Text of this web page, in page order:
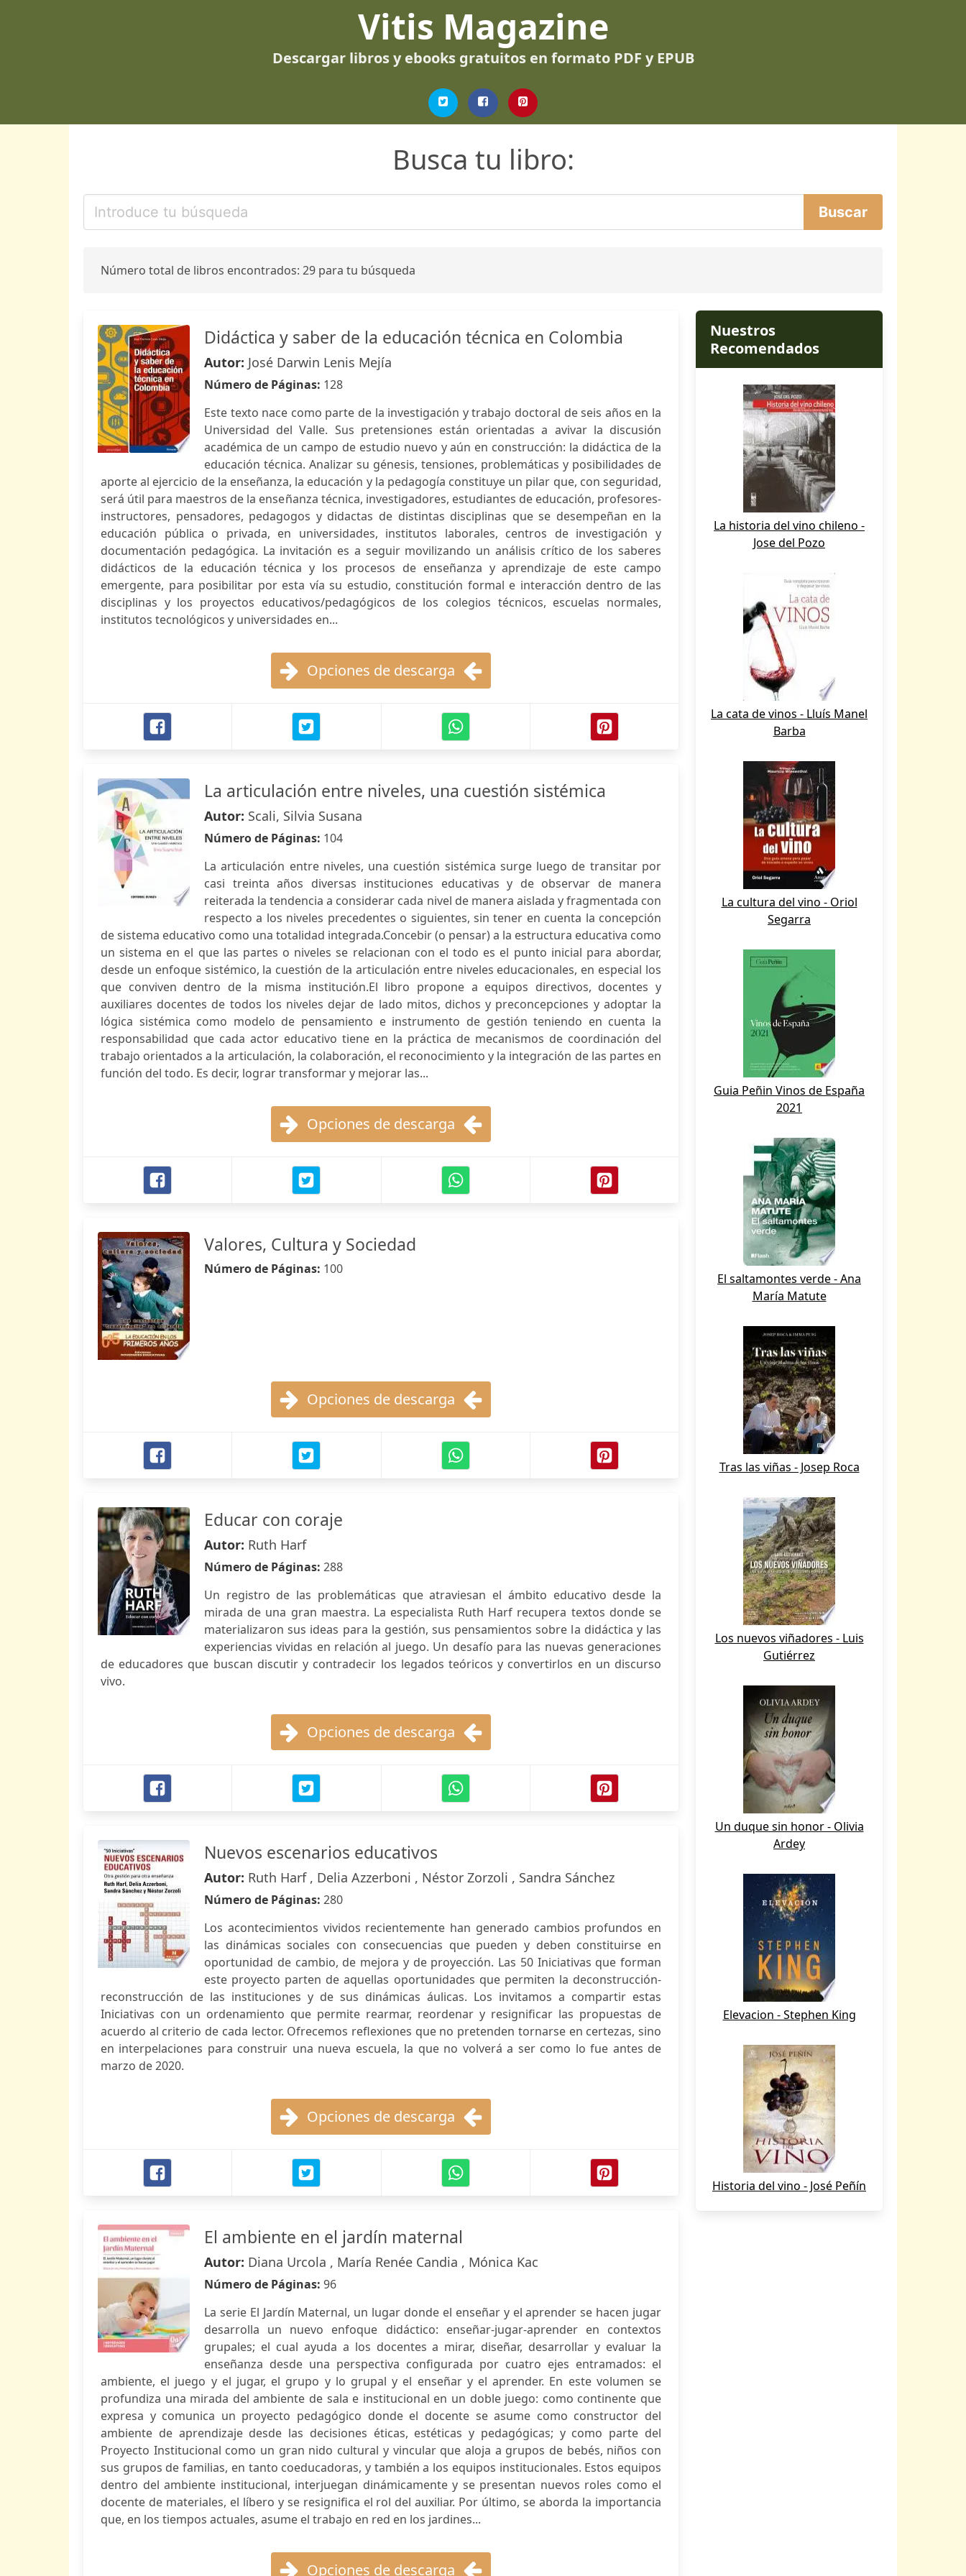
Vitis Magazine
Descargar libros y ebooks gratuitos en formato PDF y EPUB
Busca tu libro:
Número total de libros encontrados: 29 para tu búsqueda
Didáctica y saber de la educación técnica en Colombia
Autor: José Darwin Lenis Mejía
Número de Páginas: 128
Este texto nace como parte de la investigación y trabajo doctoral de seis años en la
Universidad del Valle. Sus pretensiones están orientadas a avivar la discusión
académica de un campo de estudio nuevo y aún en construcción: la didáctica de la
educación técnica. Analizar su génesis, tensiones, problemáticas y posibilidades de
aporte al ejercicio de la enseñanza, la educación y la pedagogía constituye un pilar que, con seguridad,
será útil para maestros de la enseñanza técnica, investigadores, estudiantes de educación, profesores-
instructores, pensadores, pedagogos y didactas de distintas disciplinas que se desempeñan en la
educación pública o privada, en universidades, institutos laborales, centros de investigación y
documentación pedagógica. La invitación es a seguir movilizando un análisis crítico de los saberes
didácticos de la educación técnica y los procesos de enseñanza y aprendizaje de este campo
emergente, para posibilitar por esta vía su estudio, constitución formal e interacción dentro de las
disciplinas y los proyectos educativos/pedagógicos de los colegios técnicos, escuelas normales,
institutos tecnológicos y universidades en...
Opciones de descarga
La articulación entre niveles, una cuestión sistémica
Autor: Scali, Silvia Susana
Número de Páginas: 104
La articulación entre niveles, una cuestión sistémica surge luego de transitar por
casi treinta años diversas instituciones educativas y de observar de manera
reiterada la tendencia a considerar cada nivel de manera aislada y fragmentada con
respecto a los niveles precedentes o siguientes, sin tener en cuenta la concepción
de sistema educativo como una totalidad integrada.Concebir (o pensar) a la estructura educativa como
un sistema en el que las partes o niveles se relacionan con el todo es el punto inicial para abordar,
desde un enfoque sistémico, la cuestión de la articulación entre niveles educacionales, en especial los
que conviven dentro de la misma institución.El libro propone a equipos directivos, docentes y
auxiliares docentes de todos los niveles dejar de lado mitos, dichos y preconcepciones y adoptar la
lógica sistémica como modelo de pensamiento e instrumento de gestión teniendo en cuenta la
responsabilidad que cada actor educativo tiene en la práctica de mecanismos de coordinación del
trabajo orientados a la articulación, la colaboración, el reconocimiento y la integración de las partes en
función del todo. Es decir, lograr transformar y mejorar las...
Opciones de descarga
Valores, Cultura y Sociedad
Número de Páginas: 100
Opciones de descarga
Educar con coraje
Autor: Ruth Harf
Número de Páginas: 288
Un registro de las problemáticas que atraviesan el ámbito educativo desde la
mirada de una gran maestra. La especialista Ruth Harf recupera textos donde se
materializaron sus ideas para la gestión, sus pensamientos sobre la didáctica y las
experiencias vividas en relación al juego. Un desafío para las nuevas generaciones
de educadores que buscan discutir y contradecir los legados teóricos y convertirlos en un discurso
vivo.
Opciones de descarga
Nuevos escenarios educativos
Autor: Ruth Harf , Delia Azzerboni , Néstor Zorzoli , Sandra Sánchez
Número de Páginas: 280
Los acontecimientos vividos recientemente han generado cambios profundos en
las dinámicas sociales con consecuencias que pueden y deben constituirse en
oportunidad de cambio, de mejora y de proyección. Las 50 Iniciativas que forman
este proyecto parten de aquellas oportunidades que permiten la deconstrucción-
reconstrucción de las instituciones y de sus dinámicas áulicas. Los invitamos a compartir estas
Iniciativas con un ordenamiento que permite rearmar, reordenar y resignificar las propuestas de
acuerdo al criterio de cada lector. Ofrecemos reflexiones que no pretenden tornarse en certezas, sino
en interpelaciones para construir una nueva escuela, la que no volverá a ser como lo fue antes de
marzo de 2020.
Opciones de descarga
El ambiente en el jardín maternal
Autor: Diana Urcola , María Renée Candia , Mónica Kac
Número de Páginas: 96
La serie El Jardín Maternal, un lugar donde el enseñar y el aprender se hacen jugar
desarrolla un nuevo enfoque didáctico: enseñar-jugar-aprender en contextos
grupales; el cual ayuda a los docentes a mirar, diseñar, desarrollar y evaluar la
enseñanza desde una perspectiva configurada por cuatro ejes entramados: el
ambiente, el juego y el jugar, el grupo y lo grupal y el enseñar y el aprender. En este volumen se
profundiza una mirada del ambiente de sala e institucional en un doble juego: como continente que
expresa y comunica un proyecto pedagógico donde el docente se asume como constructor del
ambiente de aprendizaje desde las decisiones éticas, estéticas y pedagógicas; y como parte del
Proyecto Institucional como un gran nido cultural y vincular que aloja a grupos de bebés, niños con
sus grupos de familias, en tanto coeducadoras, y también a los equipos institucionales. Estos equipos
dentro del ambiente institucional, interjuegan dinámicamente y se presentan nuevos roles como el
docente de materiales, el líbero y se resignifica el rol del auxiliar. Por último, se aborda la importancia
que, en los tiempos actuales, asume el trabajo en red en los jardines...
Opciones de descarga
Nuestros
Recomendados
La historia del vino chileno -
Jose del Pozo
La cata de vinos - Lluís Manel
Barba
La cultura del vino - Oriol
Segarra
Guia Peñin Vinos de España
2021
El saltamontes verde - Ana
María Matute
Tras las viñas - Josep Roca
Los nuevos viñadores - Luis
Gutiérrez
Un duque sin honor - Olivia
Ardey
Elevacion - Stephen King
Historia del vino - José Peñín